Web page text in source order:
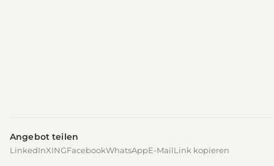
Angebot teilen
LinkedInXINGFacebookWhatsAppE-MailLink kopieren